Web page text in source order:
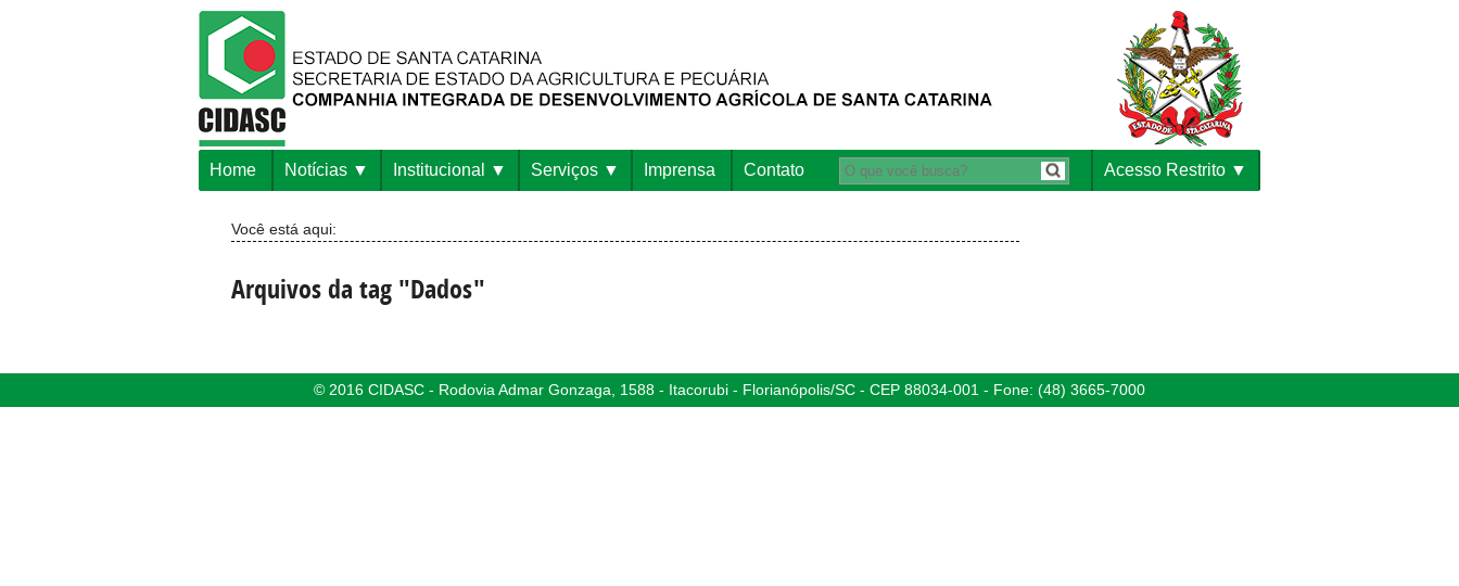
Home Notícias Institucional Serviços Imprensa Contato Acesso Restrito
Você está aqui:
Arquivos da tag "Dados"
© 2016 CIDASC - Rodovia Admar Gonzaga, 1588 - Itacorubi - Florianópolis/SC - CEP 88034-001 - Fone: (48) 3665-7000